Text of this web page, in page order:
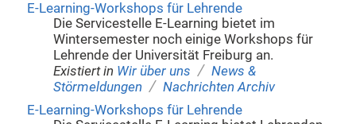
E-Learning-Workshops für Lehrende
Die Servicestelle E-Learning bietet im
Wintersemester noch einige Workshops für
Lehrende der Universität Freiburg an.
Existiert in Wir über uns / News &
Störmeldungen / Nachrichten Archiv
E-Learning-Workshops für Lehrende